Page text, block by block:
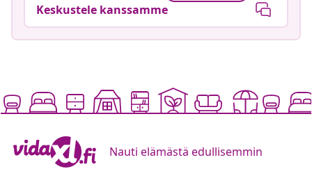
Keskustele kanssamme
Nauti elämästä edullisemmin